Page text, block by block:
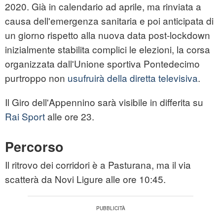
2020. Già in calendario ad aprile, ma rinviata a
causa dell'emergenza sanitaria e poi anticipata di
un giorno rispetto alla nuova data post-lockdown
inizialmente stabilita complici le elezioni, la corsa
organizzata dall'Unione sportiva Pontedecimo
purtroppo non usufruirà della diretta televisiva.
Il Giro dell'Appennino sarà visibile in differita su
Rai Sportalle ore 23.
Percorso
Il ritrovo dei corridori è a Pasturana, ma il via
scatterà da Novi Ligure alle ore 10:45.